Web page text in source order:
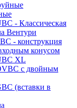
- Классическая
Вентури
- конструкция
конусом
XL
с двойным
(вставки в